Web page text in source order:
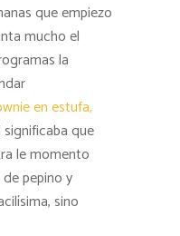
que empiezo
mucho el
la
en estufa,
que
le momento
pepino y
sino